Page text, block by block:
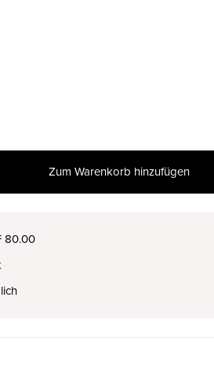
Zum Warenkorb hinzufügen
80.00